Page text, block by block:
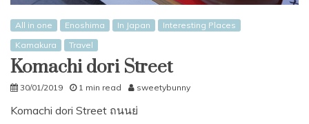
All in one Enoshima In Japan
Interesting Places
Kamakura
Travel
Komachi dori Street
30/01/2019 1 min read sweetybunny
Komachi dori Street ถนนย่